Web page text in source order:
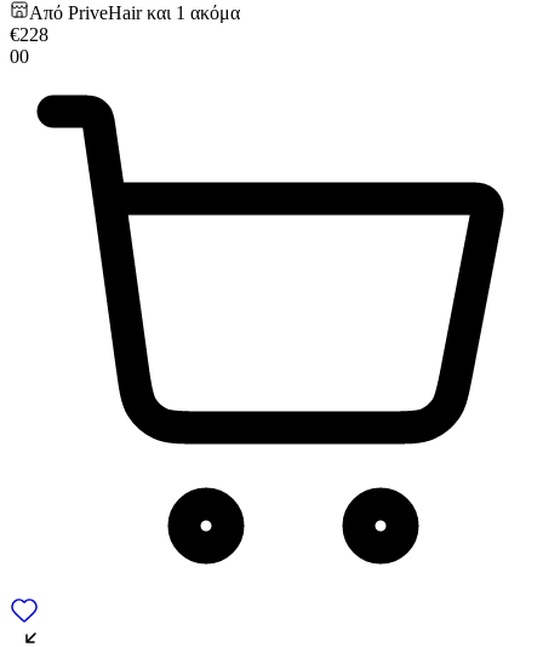
Από PriveHair και 1 ακόμα
€228
00